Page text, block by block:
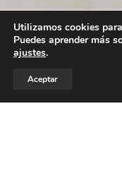
Utilizamos cookies
Puedes aprender más
ajustes.
Aceptar